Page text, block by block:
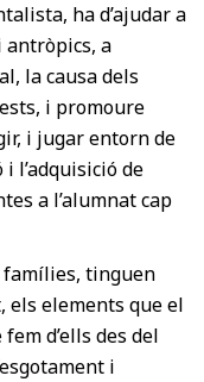
ha d’ajudar a
antròpics, a
la causa dels
i promoure
i jugar entorn de
l’adquisició de
a l’alumnat cap
famílies, tinguen
els elements que el
d’ells des del
i